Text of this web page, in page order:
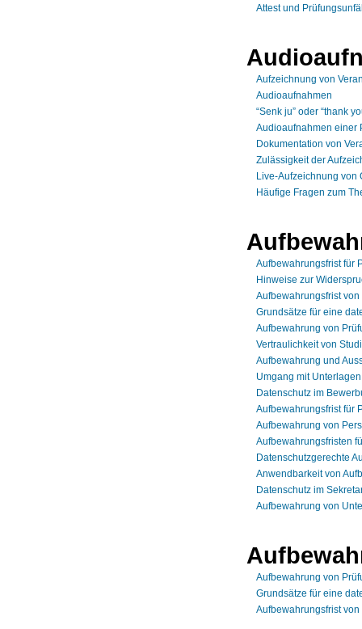
Attest und
Aufzeichnung von
Audioaufnahmen
“Senk ju” oder “thank
Audioaufnahmen einer
Dokumentation von
Zulässigkeit der
Live-Aufzeichnung von
Häufige Fragen zum
Aufbewahrungsfrist für
Hinweise zur
Aufbewahrungsfrist
Grundsätze für eine
Aufbewahrung von
Vertraulichkeit von
Aufbewahrung und
Umgang mit
Datenschutz im
Aufbewahrungsfrist für
Aufbewahrung von
Aufbewahrungsfristen
Datenschutzgerechte
Anwendbarkeit von
Datenschutz im
Aufbewahrung von
Aufbewahrung von
Grundsätze für eine
Aufbewahrungsfrist